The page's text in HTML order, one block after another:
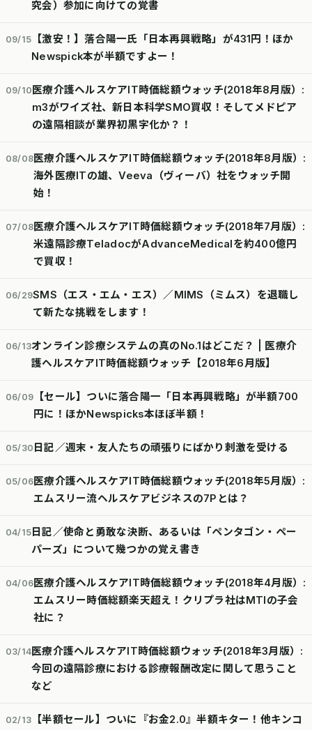
究会）参加に向けての覚書
09/15
【激安！】落合陽一氏「日本再興戦略」が431円！ほか
Newspick本が半額ですよー！
09/10医療介護ヘルスケアIT時価総額ウォッチ(2018年8月版）:
m3がワイズ社、新日本科学SMO買収！そしてメドピア
の遠隔相談が業界初黒字化か？！
08/08医療介護ヘルスケアIT時価総額ウォッチ(2018年8月版）:
海外医療ITの雄、Veeva（ヴィーバ）社をウォッチ開
始！
07/08医療介護ヘルスケアIT時価総額ウォッチ(2018年7月版）:
米遠隔診療TeladocがAdvanceMedicalを約400億円
で買収！
06/29SMS（エス・エム・エス）／MIMS（ミムス）を退職し
て新たな挑戦をします！
06/13オンライン診療システムの真のNo.1はどこだ？ | 医療介
護ヘルスケアIT時価総額ウォッチ【2018年6月版】
06/09
【セール】ついに落合陽一「日本再興戦略」が半額700
円に！ほかNewspicks本ほぼ半額！
05/30 日記／週末・友人たちの頑張りにばかり刺激を受ける
05/06医療介護ヘルスケアIT時価総額ウォッチ(2018年5月版）:
エムスリー流ヘルスケアビジネスの7Pとは？
04/15日記／使命と勇敢な決断、あるいは「ペンタゴン・ペー
パーズ」について幾つかの覚え書き
04/06医療介護ヘルスケアIT時価総額ウォッチ(2018年4月版）:
エムスリー時価総額楽天超え！クリプラ社はMTIの子会
社に？
03/14医療介護ヘルスケアIT時価総額ウォッチ(2018年3月版）:
今回の遠隔診療における診療報酬改定に関して思うこと
など
02/13
【半額セール】ついに『お金2.0』半額キター！他キンコ